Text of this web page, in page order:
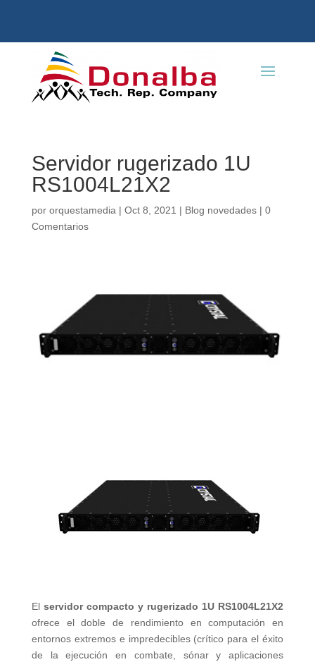
Servidor rugerizado 1U
RS1004L21X2
por orquestamedia | Oct 8, 2021 | Blog novedades| 0
Comentarios
El servidor compacto y rugerizado 1U RS1004L21X2
ofrece el doble de rendimiento en computación en
entornos extremos e impredecibles (crítico para el éxito
de la ejecución en combate, sónar y aplicaciones